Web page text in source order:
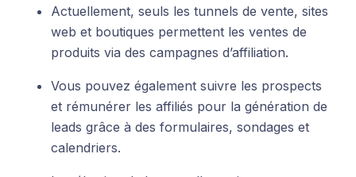
Actuellement, seuls les tunnels de vente, sites
web et boutiques permettent les ventes de
produits via des campagnes d’affiliation.
Vous pouvez également suivre les prospects
et rémunérer les affiliés pour la génération de
leads grâce à des formulaires, sondages et
calendriers.